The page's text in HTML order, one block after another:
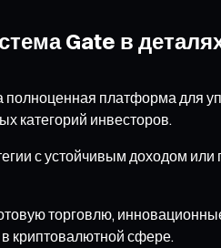
Gate в
полноценная платформа для
категорий инвесторов.
с устойчивым доходом
торговлю,
криптовалютной сфере.